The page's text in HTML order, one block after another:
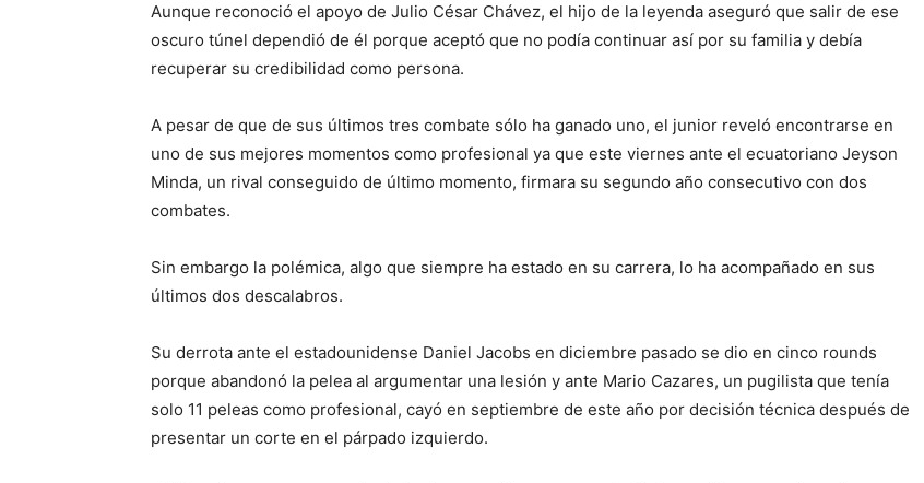
Aunque reconoció el apoyo de Julio César Chávez, el hijo de la leyenda aseguró que salir de ese
oscuro túnel dependió de él porque aceptó que no podía continuar así por su familia y debía
recuperar su credibilidad como persona.
A pesar de que de sus últimos tres combate sólo ha ganado uno, el junior reveló encontrarse en
uno de sus mejores momentos como profesional ya que este viernes ante el ecuatoriano Jeyson
Minda, un rival conseguido de último momento, firmara su segundo año consecutivo con dos
combates.
Sin embargo la polémica, algo que siempre ha estado en su carrera, lo ha acompañado en sus
últimos dos descalabros.
Su derrota ante el estadounidense Daniel Jacobs en diciembre pasado se dio en cinco rounds
porque abandonó la pelea al argumentar una lesión y ante Mario Cazares, un pugilista que tenía
solo 11 peleas como profesional, cayó en septiembre de este año por decisión técnica después de
presentar un corte en el párpado izquierdo.